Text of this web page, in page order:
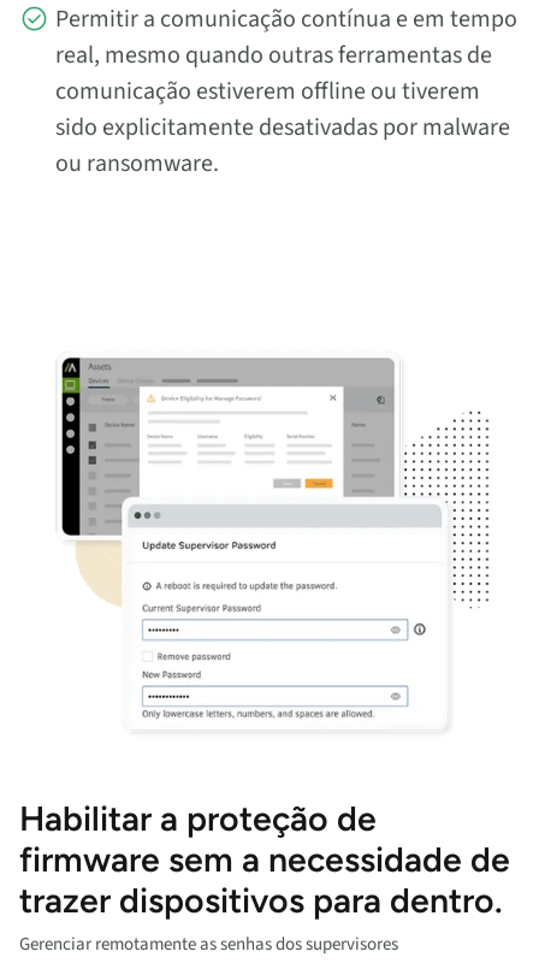
Permitir a comunicação contínua e em tempo
real, mesmo quando outras ferramentas de
comunicação estiverem offline ou tiverem
sido explicitamente desativadas por malware
ou ransomware.
Habilitar a proteção de
firmware sem a necessidade de
trazer dispositivos para dentro.
Gerenciar remotamente as senhas dos supervisores